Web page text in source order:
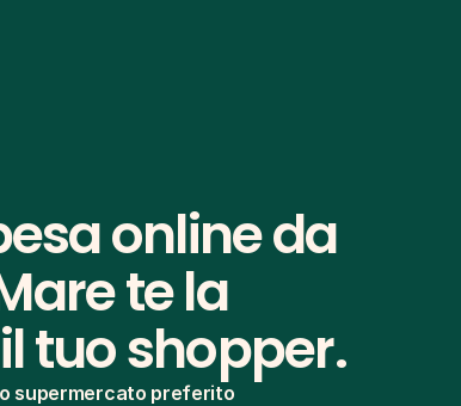
online da
te la
tuo shopper.
supermercato preferito